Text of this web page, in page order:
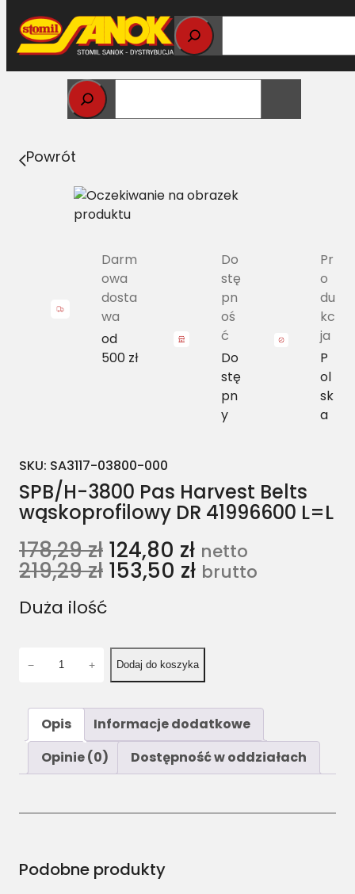
Przejdź
do
treści
Strona główna>
wąskoprofilowy DR 41996600 L=L
Powrót
Darm
owa
dosta
wa
od
500 zł
Do
stę
pn
oś
ć
Do
stę
pn
y
Pr
o
du
kc
ja
P
ol
sk
a
SKU: SA3117-03800-000
SPB/H-3800 Pas Harvest Belts
wąskoprofilowy DR 41996600 L=L
178,29zł 124,80 zł netto
219,29zł 153,50 zł brutto
Duża ilość
P
/
3
− + Dodaj do koszyka
Opis
Informacje dodatkowe
Opinie (0)
Dostępność w oddziałach
Podobne produkty